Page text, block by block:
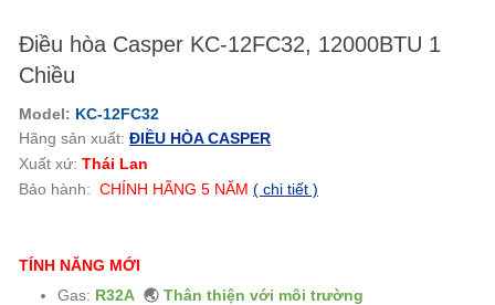
Điều hòa Casper KC-12FC32, 12000BTU 1
Chiều
Model: KC-12FC32
Hãng sản xuất: ĐIỀU HÒA CASPER
Xuất xứ: Thái Lan
Bảo hành: CHÍNH HÃNG 5 NĂM ( chi tiết )
TÍNH NĂNG MỚI
Gas: R32A 🌏 Thân thiện với môi trường